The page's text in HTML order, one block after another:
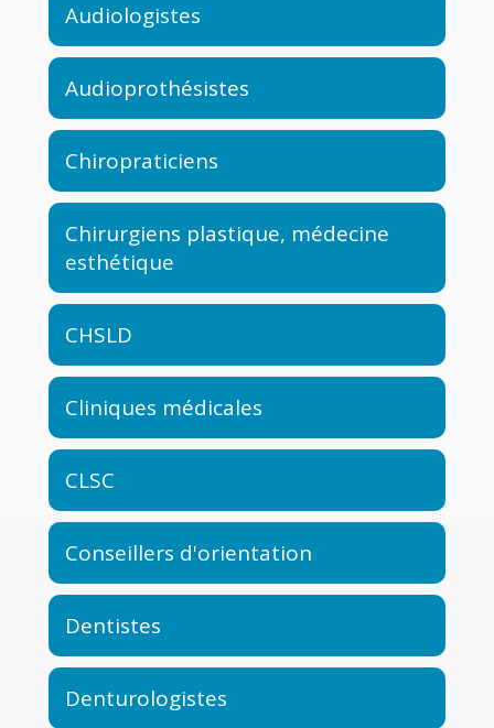
Audiologistes
Audioprothésistes
Chiropraticiens
Chirurgiens plastique, médecine
esthétique
CHSLD
Cliniques médicales
CLSC
Conseillers d'orientation
Dentistes
Denturologistes